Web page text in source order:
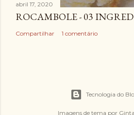
abril 17, 2020
ROCAMBOLE - 03
Compartilhar 1 comentário
Tecnologia do
Imagens de tema por